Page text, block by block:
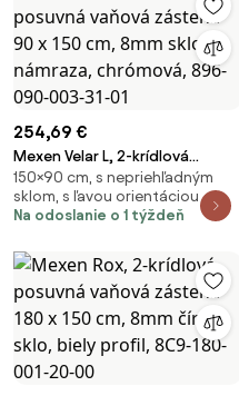
254,69 €
Mexen Velar L, 2-krídlová
posuvná vaňová zástena 90 x
150 cm, 8mm sklo námraza,
chrómová, 896-090-003-31-01
150×90 cm, s nepriehľadným
sklom, s ľavou orientáciou
Na odoslanie o 1 týždeň